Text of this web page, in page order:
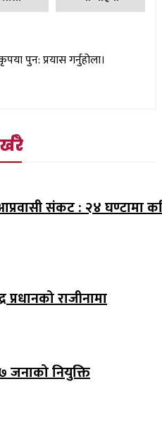
पुन: प्रयास गर्नुहोला।
संकट : २४ घण्टामा
प्रधानको राजीनामा
जनाको नियुक्ति